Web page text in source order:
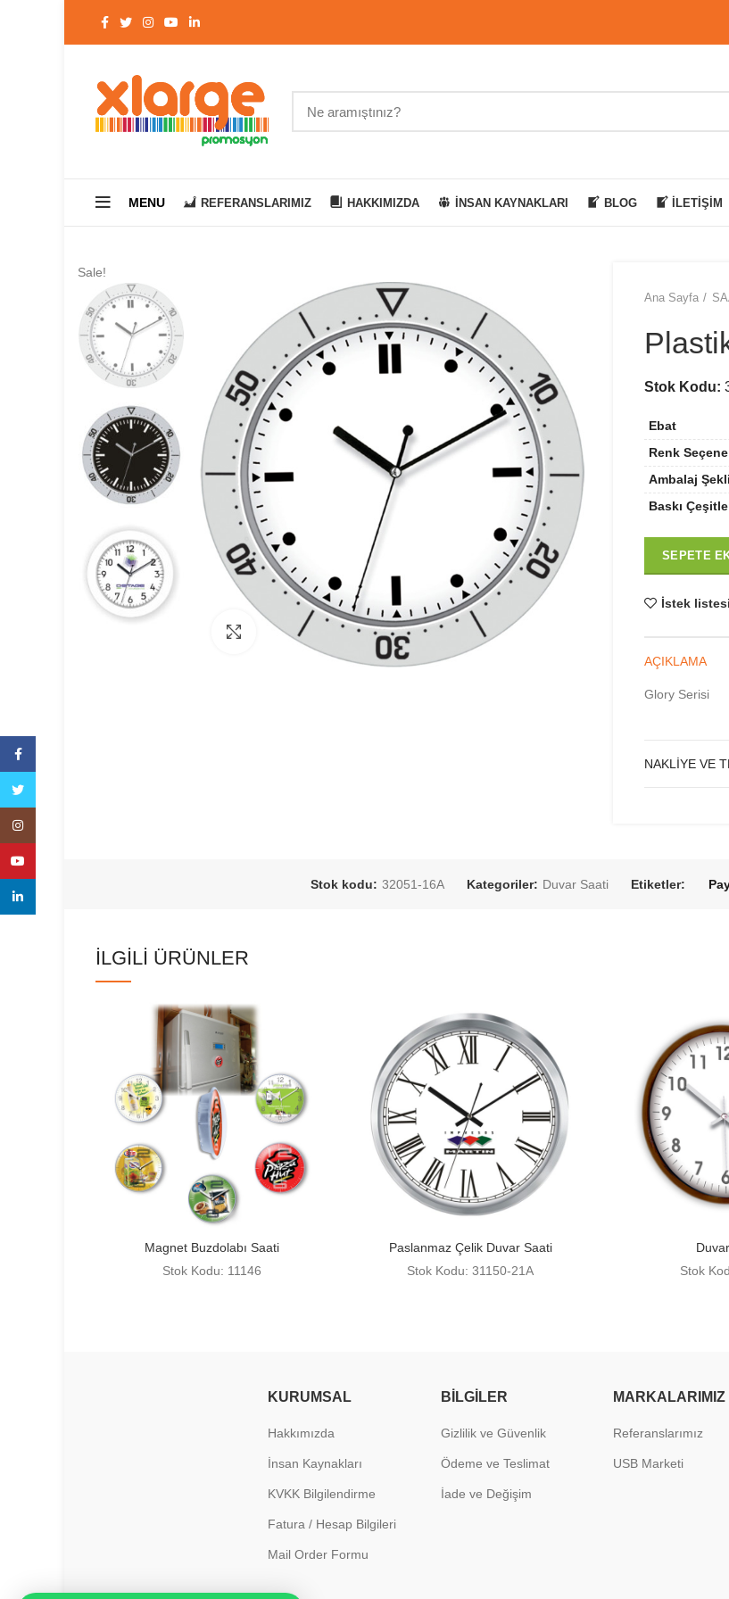
MENU REFERANSLARIMIZ HAKKIMIZDA İNSAN KAYNAKLARI BLOG İLETIŞIM
Sale!
Büyütmek için tıklayın
Ana Sayfa
Stok Kodu:
Ebat
Renk
Ambalaj Şekli
Baskı
SEPETE
İstek
AÇIKLAMA
Glory Serisi
NAKLIYE VE
Stok kodu: 32051-16A Kategoriler: Duvar Saati Etiketler:
İLGILI ÜRÜNLER
Magnet Buzdolabı Saati
Stok Kodu: 11146
Paslanmaz Çelik Duvar Saati
Stok Kodu: 31150-21A
Stok
KURUMSAL
Hakkımızda
İnsan Kaynakları
KVKK Bilgilendirme
Fatura / Hesap Bilgileri
Mail Order Formu
BILGILER
Gizlilik ve Güvenlik
Ödeme ve Teslimat
İade ve Değişim
MARKALARIMIZ
Referanslarımız
USB Marketi